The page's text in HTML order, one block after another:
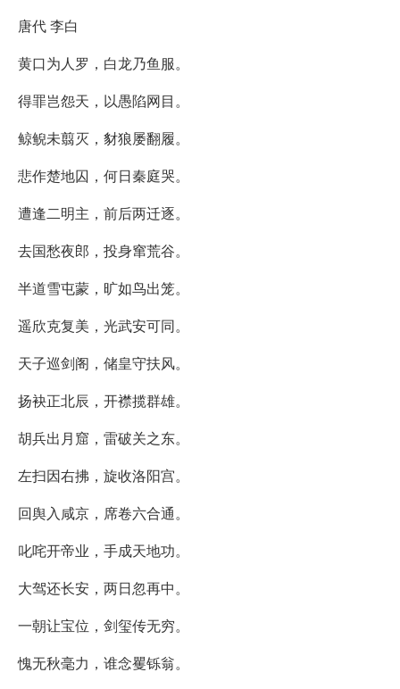
唐代 李白
黄口为人罗，白龙乃鱼服。
得罪岂怨天，以愚陷网目。
鲸鲵未翦灭，豺狼屡翻履。
悲作楚地囚，何日秦庭哭。
遭逢二明主，前后两迁逐。
去国愁夜郎，投身窜荒谷。
半道雪屯蒙，旷如鸟出笼。
遥欣克复美，光武安可同。
天子巡剑阁，储皇守扶风。
扬袂正北辰，开襟揽群雄。
胡兵出月窟，雷破关之东。
左扫因右拂，旋收洛阳宫。
回舆入咸京，席卷六合通。
叱咤开帝业，手成天地功。
大驾还长安，两日忽再中。
一朝让宝位，剑玺传无穷。
愧无秋毫力，谁念矍铄翁。